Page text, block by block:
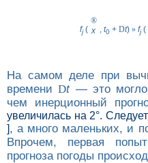
fj(
®
x
t0 + Dt) » fj(
На самом деле при
времениDt— это могло
чем инерционный
увеличилась на 2°.
], а много маленьких, и
Впрочем, первая
прогноза погоды